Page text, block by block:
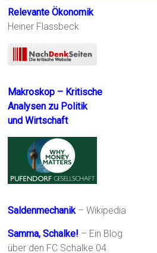
Relevante Ökonomik
Heiner Flassbeck
Makroskop – Kritische
Analysen zu Politik
und Wirtschaft
Saldenmechanik– Wikipedia
Samma, Schalke! – Ein Blog
über den FC Schalke 04